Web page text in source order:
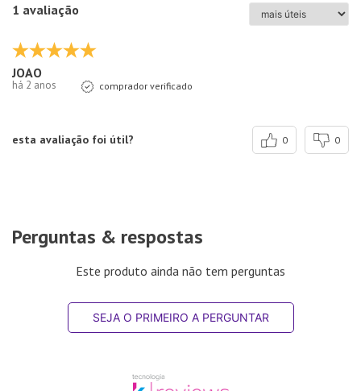
1 avaliação
JOAO
há 2 anos comprador verificado
esta avaliação foi útil? 0 0
Perguntas & respostas
Este produto ainda não tem perguntas
SEJA O PRIMEIRO A PERGUNTAR